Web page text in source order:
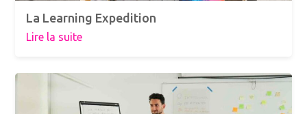
La Learning Expedition
Lire la suite